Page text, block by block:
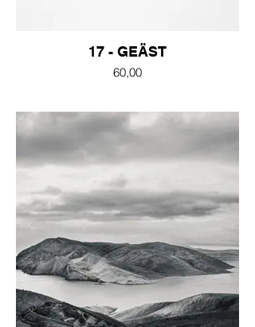
17 - GEÄST
60,00